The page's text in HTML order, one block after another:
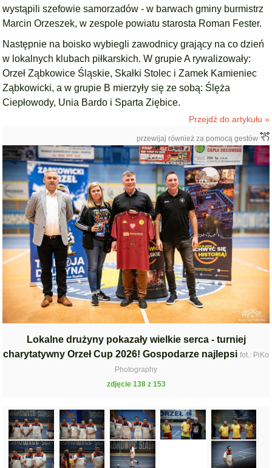
wystąpili szefowie samorzadów - w barwach gminy burmistrz
Marcin Orzeszek, w zespole powiatu starosta Roman Fester.
Następnie na boisko wybiegli zawodnicy grający na co dzień
w lokalnych klubach piłkarskich. W grupie A rywalizowały:
Orzeł Ząbkowice Śląskie, Skałki Stolec i Zamek Kamieniec
Ząbkowicki, a w grupie B mierzyły się ze sobą: Ślęża
Ciepłowody, Unia Bardo i Sparta Ziębice.
Przejdź do artykułu »
przewijaj również za pomocą gestów
Lokalne drużyny pokazały wielkie serca - turniej
charytatywny Orzeł Cup 2026! Gospodarze najlepsi fot.: PiKo
Photography
zdjęcie 138 z 153